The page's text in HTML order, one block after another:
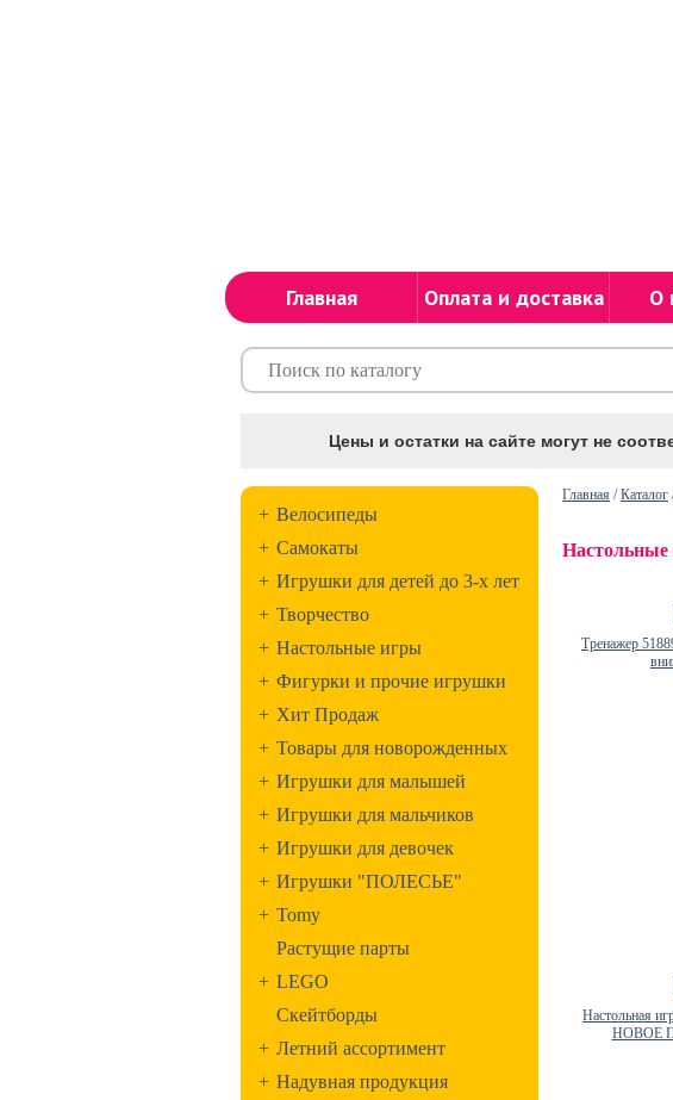
Главная Оплата и доставка О
Цены и остатки на сайте могут не
+ Велосипеды
+ Самокаты
+ Игрушки для детей до 3-х лет
+ Творчество
+ Настольные игры
+ Фигурки и прочие игрушки
+ Хит Продаж
+ Товары для новорожденных
+ Игрушки для малышей
+ Игрушки для мальчиков
+ Игрушки для девочек
+ Игрушки "ПОЛЕСЬЕ"
+ Tomy
Растущие парты
+ LEGO
Скейтборды
+ Летний ассортимент
+ Надувная продукция
Главная /Каталог
Тренажер
Настольная
НОВОЕ